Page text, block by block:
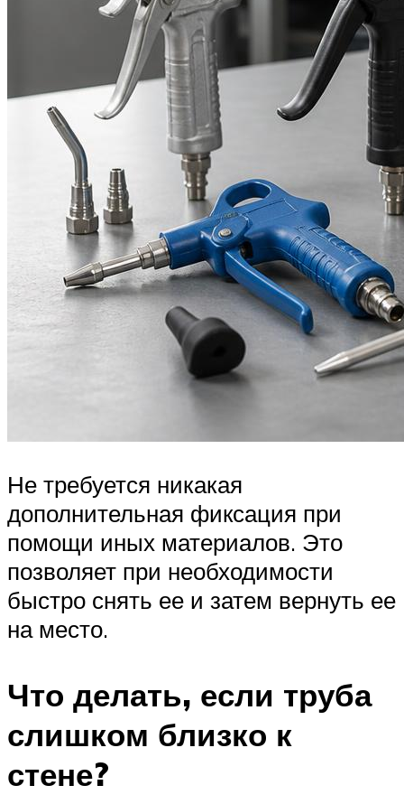
Не требуется никакая
дополнительная фиксация при
помощи иных материалов. Это
позволяет при необходимости
быстро снять ее и затем вернуть ее
на место.
Что делать, если труба
слишком близко к
стене?